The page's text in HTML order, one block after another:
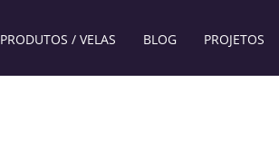
PRODUTOS / VELAS BLOG PROJETOS